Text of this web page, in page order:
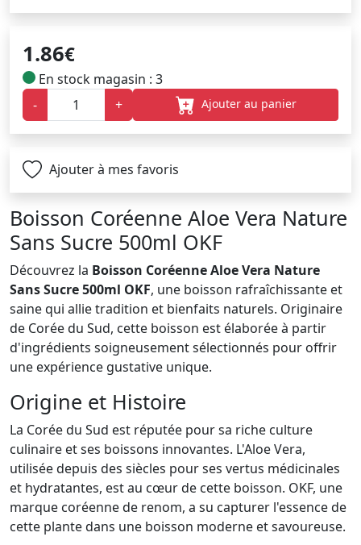
1.86€
En stock magasin : 3
-
+ Ajouter au panier
Ajouter à mes favoris
Boisson Coréenne Aloe Vera Nature
Sans Sucre 500ml OKF
Découvrez la Boisson Coréenne Aloe Vera Nature
Sans Sucre 500ml OKF, une boisson rafraîchissante et
saine qui allie tradition et bienfaits naturels. Originaire
de Corée du Sud, cette boisson est élaborée à partir
d'ingrédients soigneusement sélectionnés pour offrir
une expérience gustative unique.
Origine et Histoire
La Corée du Sud est réputée pour sa riche culture
culinaire et ses boissons innovantes. L'Aloe Vera,
utilisée depuis des siècles pour ses vertus médicinales
et hydratantes, est au cœur de cette boisson. OKF, une
marque coréenne de renom, a su capturer l'essence de
cette plante dans une boisson moderne et savoureuse.